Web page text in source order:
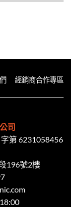
經銷商合作專區
司
第 6231058456
​196號2樓